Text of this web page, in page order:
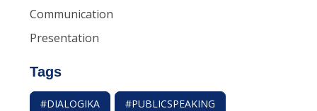
Communication
Presentation
Tags
#DIALOGIKA #PUBLICSPEAKING